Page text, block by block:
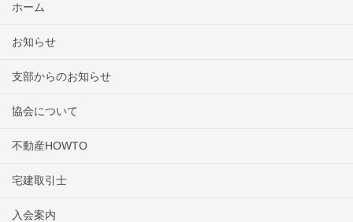
ホーム
お知らせ
支部からのお知らせ
協会について
不動産HOWTO
宅建取引士
入会案内